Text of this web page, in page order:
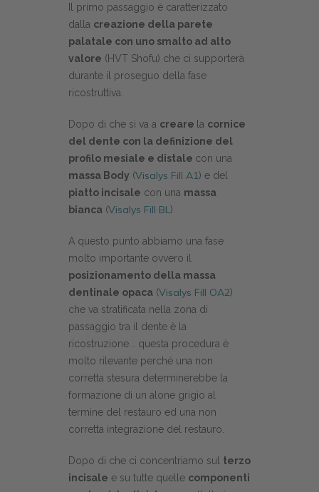
Il primo passaggio è caratterizzato
dalla creazione della parete
palatale con uno smalto ad alto
valore (HVT Shofu) che ci supporterà
durante il proseguo della fase
ricostruttiva.
Dopo di che si va a creare la cornice
del dente con la definizione del
profilo mesiale e distale con una
massa Body (Visalys Fill A1) e del
piatto incisale con una massa
bianca(Visalys Fill BL).
A questo punto abbiamo una fase
molto importante ovvero il
posizionamento della massa
dentinale opaca(Visalys Fill OA2)
che va stratificata nella zona di
passaggio tra il dente è la
ricostruzione... questa procedura è
molto rilevante perché una non
corretta stesura determinerebbe la
formazione di un alone grigio al
termine del restauro ed una non
corretta integrazione del restauro.
Dopo di che ci concentriamo sul terzo
incisale e su tutte quelle componenti